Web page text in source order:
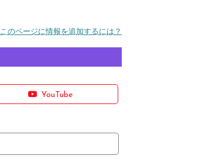
このページに情報を追加するには？
YouTube